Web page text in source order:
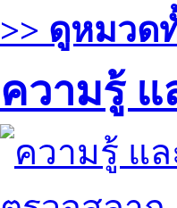
>> ดูหมวด
ความรู้